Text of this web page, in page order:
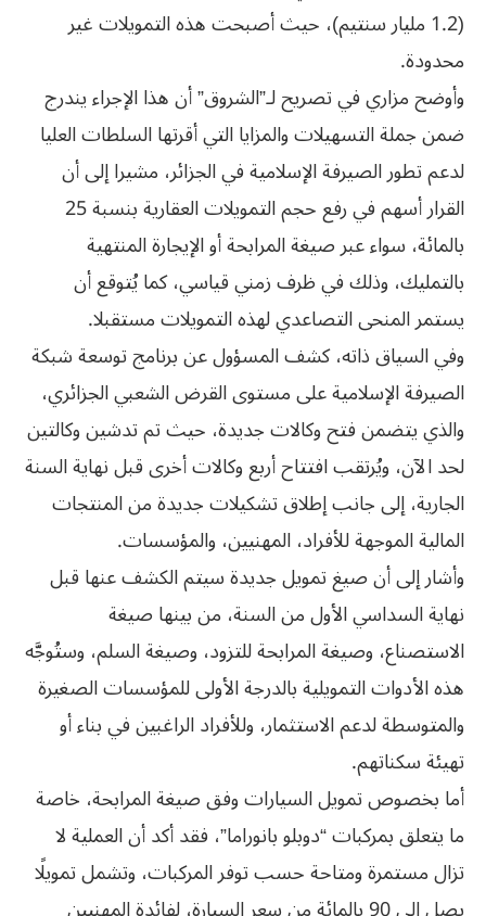
(1.2 مليار سنتيم)، حيث أصبحت هذه التمويلات غير
محدودة.
وأوضح مزاري في تصريح لـ”الشروق” أن هذا الإجراء يندرج
ضمن جملة التسهيلات والمزايا التي أقرتها السلطات العليا
لدعم تطور الصيرفة الإسلامية في الجزائر، مشيرا إلى أن
القرار أسهم في رفع حجم التمويلات العقارية بنسبة 25
بالمائة، سواء عبر صيغة المرابحة أو الإيجارة المنتهية
بالتمليك، وذلك في ظرف زمني قياسي، كما يُتوقع أن
يستمر المنحى التصاعدي لهذه التمويلات مستقبلا.
وفي السياق ذاته، كشف المسؤول عن برنامج توسعة شبكة
الصيرفة الإسلامية على مستوى القرض الشعبي الجزائري،
والذي يتضمن فتح وكالات جديدة، حيث تم تدشين وكالتين
لحد الآن، ويُرتقب افتتاح أربع وكالات أخرى قبل نهاية السنة
الجارية، إلى جانب إطلاق تشكيلات جديدة من المنتجات
المالية الموجهة للأفراد، المهنيين، والمؤسسات.
وأشار إلى أن صيغ تمويل جديدة سيتم الكشف عنها قبل
نهاية السداسي الأول من السنة، من بينها صيغة
الاستصناع، وصيغة المرابحة للتزود، وصيغة السلم، وستُوجَّه
هذه الأدوات التمويلية بالدرجة الأولى للمؤسسات الصغيرة
والمتوسطة لدعم الاستثمار، وللأفراد الراغبين في بناء أو
تهيئة سكناتهم.
أما بخصوص تمويل السيارات وفق صيغة المرابحة، خاصة
ما يتعلق بمركبات “دوبلو بانوراما”، فقد أكد أن العملية لا
تزال مستمرة ومتاحة حسب توفر المركبات، وتشمل تمويلًا